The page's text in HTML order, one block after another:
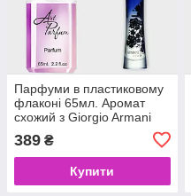
Парфуми в пластиковому
флаконі 65мл. Аромат
схожий з Giorgio Armani
389 ₴
Купити